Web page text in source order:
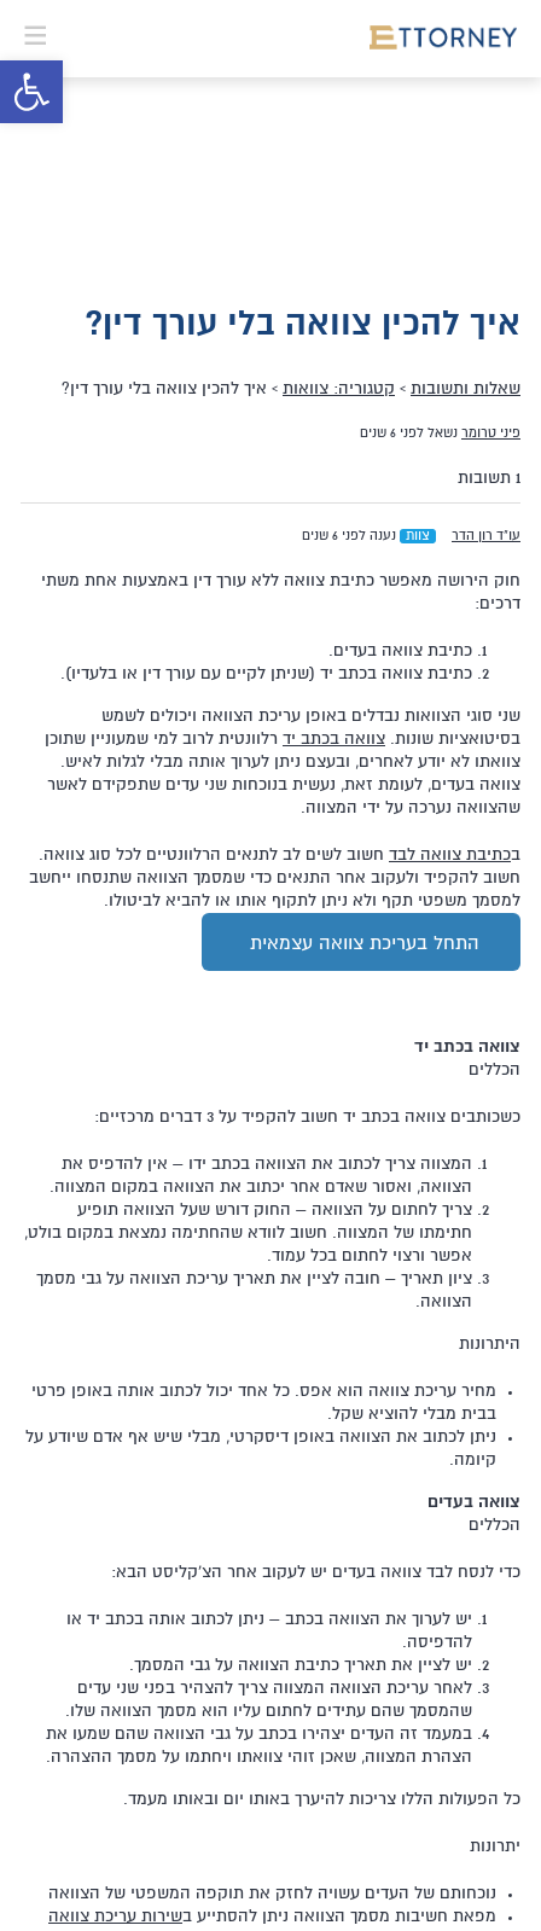
פתח
איך להכין צוואה בלי עורך דין?
שאלות ותשובות › קטגוריה: צוואות › איך להכין צוואה בלי עורך דין?
פיני טרומר נשאל לפני 6 שנים
1 תשובות
עו"ד רון הדר צוות נענה לפני 6 שנים
חוק הירושה מאפשר כתיבת צוואה ללא עורך דין באמצעות אחת משתי
דרכים:
כתיבת צוואה בעדים.
כתיבת צוואה בכתב יד (שניתן לקיים עם עורך דין או בלעדיו).
שני סוגי הצוואות נבדלים באופן עריכת הצוואה ויכולים לשמש
בסיטואציות שונות. צוואה בכתב יד רלוונטית לרוב למי שמעוניין שתוכן
צוואתו לא יודע לאחרים, ובעצם ניתן לערוך אותה מבלי לגלות לאיש.
צוואה בעדים, לעומת זאת, נעשית בנוכחות שני עדים שתפקידם לאשר
שהצוואה נערכה על ידי המצווה.
בכתיבת צוואה לבד חשוב לשים לב לתנאים הרלוונטיים לכל סוג צוואה.
חשוב להקפיד ולעקוב אחר התנאים כדי שמסמך הצוואה שתנסחו ייחשב
למסמך משפטי תקף ולא ניתן לתקוף אותו או להביא לביטולו.
התחל בעריכת צוואה עצמאית
צוואה בכתב יד
הכללים
כשכותבים צוואה בכתב יד חשוב להקפיד על 3 דברים מרכזיים:
המצווה צריך לכתוב את הצוואה בכתב ידו – אין להדפיס את
הצוואה, ואסור שאדם אחר יכתוב את הצוואה במקום המצווה.
צריך לחתום על הצוואה – החוק דורש שעל הצוואה תופיע
חתימתו של המצווה. חשוב לוודא שהחתימה נמצאת במקום בולט,
אפשר ורצוי לחתום בכל עמוד.
ציון תאריך – חובה לציין את תאריך עריכת הצוואה על גבי מסמך
הצוואה.
היתרונות
מחיר עריכת צוואה הוא אפס. כל אחד יכול לכתוב אותה באופן פרטי
בבית מבלי להוציא שקל.
ניתן לכתוב את הצוואה באופן דיסקרטי, מבלי שיש אף אדם שיודע על
קיומה.
צוואה בעדים
הכללים
כדי לנסח לבד צוואה בעדים יש לעקוב אחר הצ'קליסט הבא:
יש לערוך את הצוואה בכתב – ניתן לכתוב אותה בכתב יד או
להדפיסה.
יש לציין את תאריך כתיבת הצוואה על גבי המסמך.
לאחר עריכת הצוואה המצווה צריך להצהיר בפני שני עדים
שהמסמך שהם עתידים לחתום עליו הוא מסמך הצוואה שלו.
במעמד זה העדים יצהירו בכתב על גבי הצוואה שהם שמעו את
הצהרת המצווה, שאכן זוהי צוואתו ויחתמו על מסמך ההצהרה.
כל הפעולות הללו צריכות להיערך באותו יום ובאותו מעמד.
יתרונות
נוכחותם של העדים עשויה לחזק את תוקפה המשפטי של הצוואה
מפאת חשיבות מסמך הצוואה ניתן להסתייע בשירות עריכת צוואה